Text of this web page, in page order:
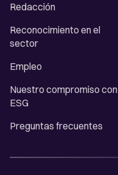
Redacción
Reconocimiento en el
sector
Empleo
Nuestro compromiso con
ESG
Preguntas frecuentes